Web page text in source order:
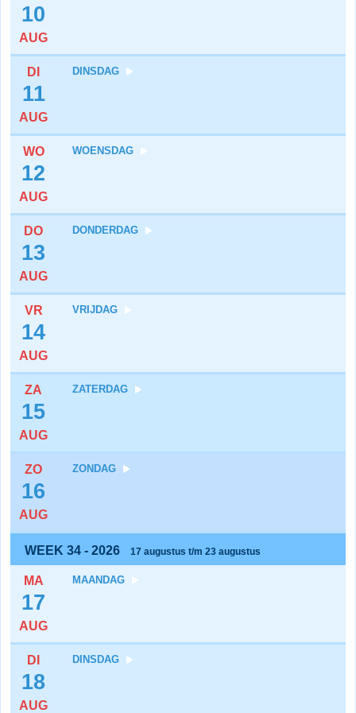
10
AUG
DI
11
AUG
DINSDAG
WO
12
AUG
WOENSDAG
DO
13
AUG
DONDERDAG
VR
14
AUG
VRIJDAG
ZA
15
AUG
ZATERDAG
ZO
16
AUG
ZONDAG
WEEK 34 - 2026 17 augustus t/m 23 augustus
MA
17
AUG
MAANDAG
DI
18
AUG
DINSDAG